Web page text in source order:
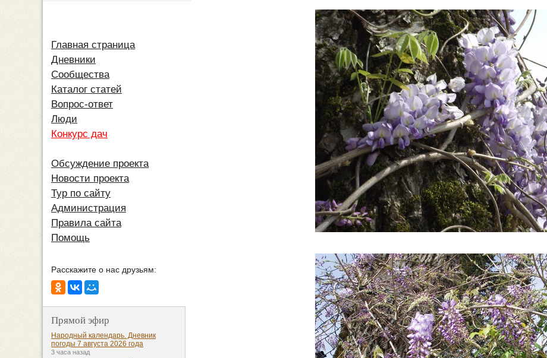
Главная страница
Дневники
Сообщества
Каталог статей
Вопрос-ответ
Люди
Конкурс дач
Обсуждение проекта
Новости проекта
Тур по сайту
Администрация
Правила сайта
Помощь
Расскажите о нас друзьям:
Прямой эфир
Народный календарь. Дневник
погоды 7 августа 2026 года
3 часа назад